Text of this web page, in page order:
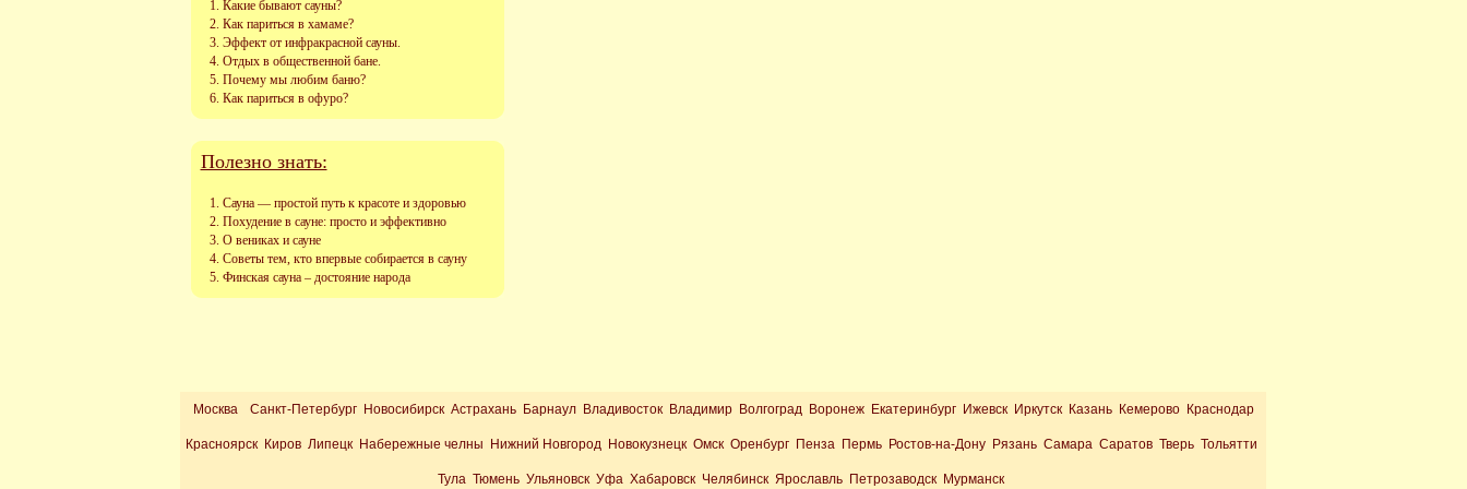
Какие бывают сауны?
Как париться в хамаме?
Эффект от инфракрасной сауны.
Отдых в общественной бане.
Почему мы любим баню?
Как париться в офуро?
Полезно знать:
Сауна — простой путь к красоте и здоровью
Похудение в сауне: просто и эффективно
О вениках и сауне
Советы тем, кто впервые собирается в сауну
Финская сауна – достояние народа
Москва Санкт-Петербург Новосибирск Астрахань Барнаул Владивосток Владимир Волгоград Воронеж Екатеринбург Ижевск Иркутск Казань Кемерово Краснодар
Красноярск Киров Липецк Набережные челны Нижний Новгород Новокузнецк Омск Оренбург Пенза Пермь Ростов-на-Дону Рязань Самара Саратов Тверь Тольятти
Тула Тюмень Ульяновск Уфа Хабаровск Челябинск Ярославль Петрозаводск Мурманск